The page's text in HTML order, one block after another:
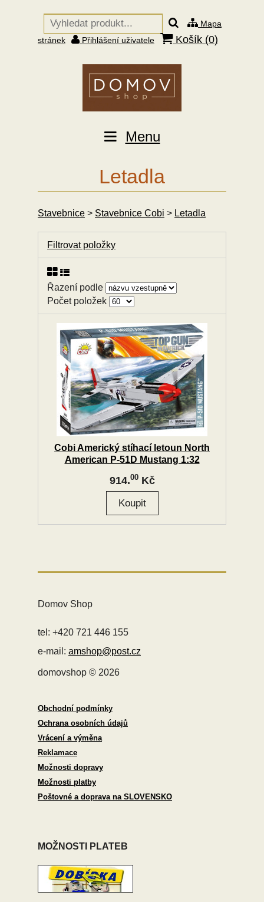
Mapa
stránek
Přihlášení uživatele Košík (0)
Menu
Letadla
Stavebnice > Stavebnice Cobi > Letadla
Filtrovat položky
Řazení podle
Počet položek
Cobi Americký stíhací letoun North
American P-51D Mustang 1:32
914.00Kč
Domov Shop
tel: +420 721 446 155
e-mail: amshop@post.cz
domovshop © 2026
Obchodní podmínky
Ochrana osobních údajů
Vrácení a výměna
Reklamace
Možnosti dopravy
Možnosti platby
Poštovné a doprava na SLOVENSKO
MOŽNOSTI PLATEB